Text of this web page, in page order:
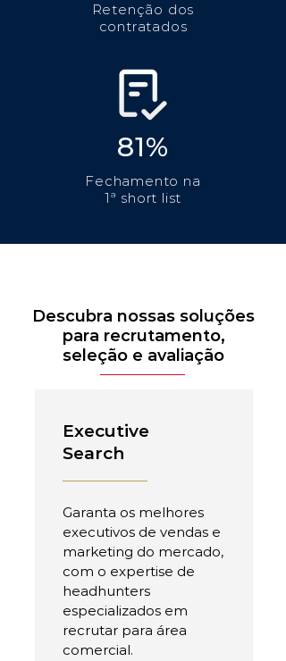
Retenção dos
contratados
81%
Fechamento na
1ª short list
Descubra nossas soluções
para recrutamento,
seleção e avaliação
Executive
Search
Garanta os melhores
executivos de vendas e
marketing do mercado,
com o expertise de
headhunters
especializados em
recrutar para área
comercial.